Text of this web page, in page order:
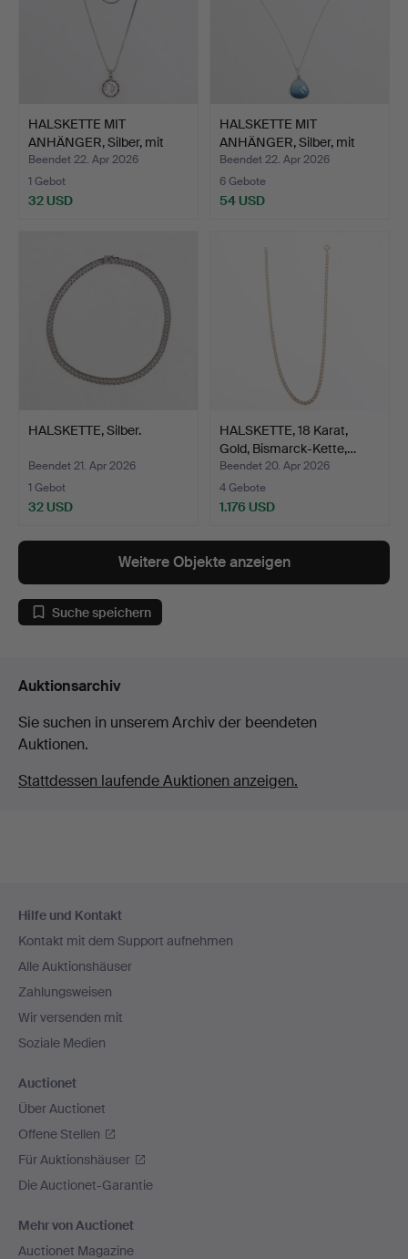
HALSKETTE MIT
ANHÄNGER, Silber, mit
gefass…
Beendet 22. Apr 2026
1 Gebot
32 USD
HALSKETTE MIT
ANHÄNGER, Silber, mit
gefass…
Beendet 22. Apr 2026
6 Gebote
54 USD
HALSKETTE, Silber.
Beendet 21. Apr 2026
1 Gebot
32 USD
HALSKETTE, 18 Karat,
Gold, Bismarck-Kette,…
Beendet 20. Apr 2026
4 Gebote
1.176 USD
Weitere Objekte anzeigen
Suche speichern
Auktionsarchiv
Sie suchen in unserem Archiv der beendeten
Auktionen.
Stattdessen laufende Auktionen anzeigen.
Navigation
Hilfe und Kontakt
Kontakt mit dem Support aufnehmen
Alle Auktionshäuser
Zahlungsweisen
Wir versenden mit
Soziale Medien
Auctionet
Über Auctionet
Offene Stellen
Für Auktionshäuser
Die Auctionet-Garantie
Mehr von Auctionet
Auctionet Magazine